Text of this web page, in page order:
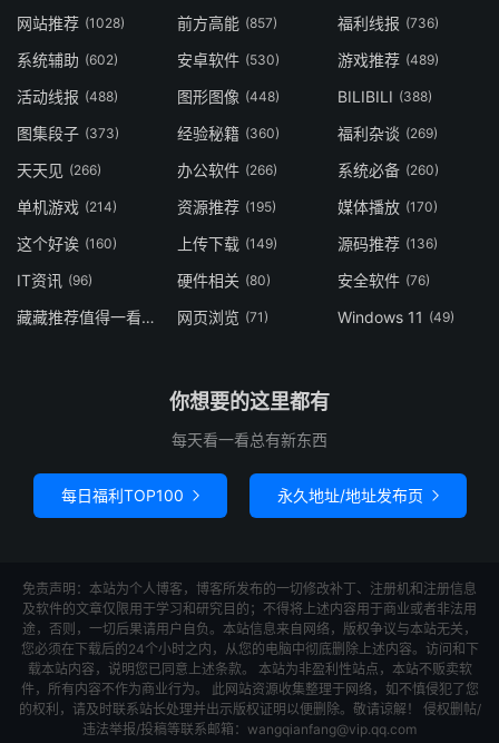
网站推荐 (1028) 前方高能 (857) 福利线报 (736)
系统辅助 (602) 安卓软件 (530) 游戏推荐 (489)
活动线报 (488) 图形图像 (448) BILIBILI (388)
图集段子 (373) 经验秘籍 (360) 福利杂谈 (269)
天天见 (266) 办公软件 (266) 系统必备 (260)
单机游戏 (214) 资源推荐 (195) 媒体播放 (170)
这个好诶 (160) 上传下载 (149) 源码推荐 (136)
IT资讯 (96) 硬件相关 (80) 安全软件 (76)
藏藏推荐值得一看 网页浏览 (71) Windows 11 (49)
你想要的这里都有
每天看一看总有新东西
每日福利TOP100  永久地址/地址发布页 
免责声明：本站为个人博客，博客所发布的一切修改补丁、注册机和注册信息
及软件的文章仅限用于学习和研究目的；不得将上述内容用于商业或者非法用
途，否则，一切后果请用户自负。本站信息来自网络，版权争议与本站无关，
您必须在下载后的24个小时之内，从您的电脑中彻底删除上述内容。访问和下
载本站内容，说明您已同意上述条款。 本站为非盈利性站点，本站不贩卖软
件，所有内容不作为商业行为。 此网站资源收集整理于网络，如不慎侵犯了您
的权利，请及时联系站长处理并出示版权证明以便删除。敬请谅解！ 侵权删帖/
违法举报/投稿等联系邮箱：wangqianfang@vip.qq.com